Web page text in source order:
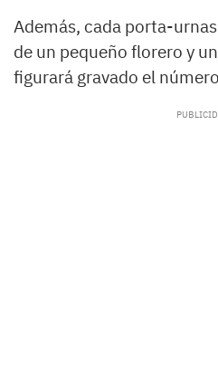
Además, cada porta-
de un pequeño florero y
figurará gravado el